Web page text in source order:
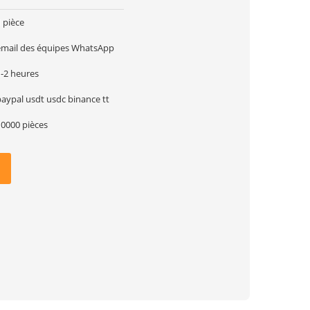
pièce
des équipes WhatsApp
2 heures
usdt usdc binance tt
pièces